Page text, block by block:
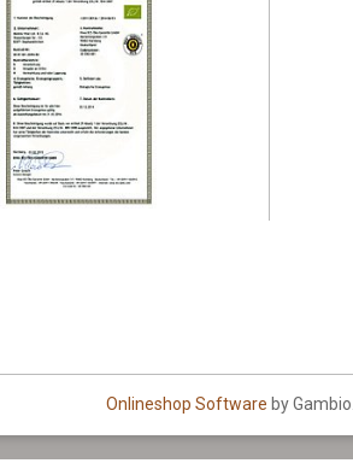
Onlineshop Software by